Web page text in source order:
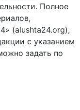
Полное
(alushta24.org),
с указанием
задать по